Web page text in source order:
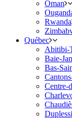
Oman
Rwanda
Québec
Abitibi-
Baie-
Bas-
Centre-